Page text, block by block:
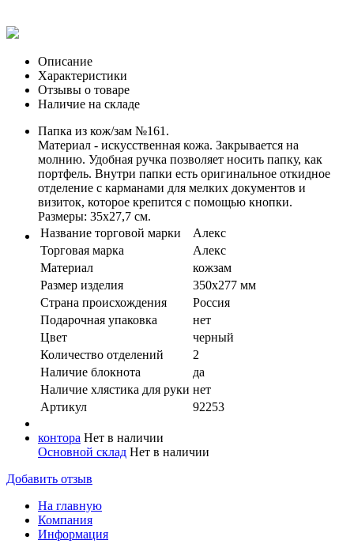
Описание
Характеристики
Отзывы о товаре
Наличие на складе
Папка из кож/зам №161.
Материал - искусственная кожа. Закрывается на
молнию. Удобная ручка позволяет носить папку, как
портфель. Внутри папки есть оригинальное откидное
отделение с карманами для мелких документов и
визиток, которое крепится с помощью кнопки.
Размеры: 35х27,7 см.
Название торговой марки
Алекс
Торговая марка
Алекс
Материал
кожзам
Размер изделия
350х277 мм
Страна происхождения
Россия
Подарочная упаковка
нeт
Цвет
черный
Количество отделений
2
Наличие блокнота
да
Наличие хлястика для руки нет
Артикул
92253
контора Нет в наличии
Основной склад Нет в наличии
Добавить отзыв
На главную
Компания
Информация